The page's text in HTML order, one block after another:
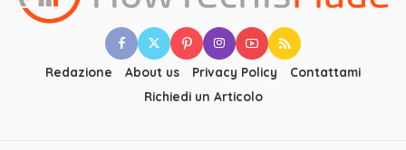
Redazione About us Privacy Policy
Contattami
Richiedi un Articolo